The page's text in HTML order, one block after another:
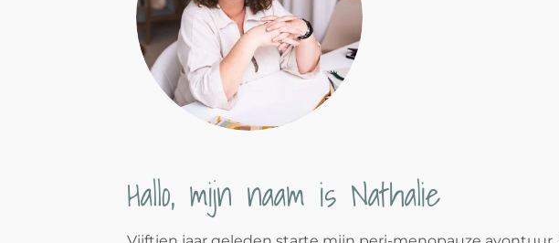
Hallo, mijn naam is Nathalie